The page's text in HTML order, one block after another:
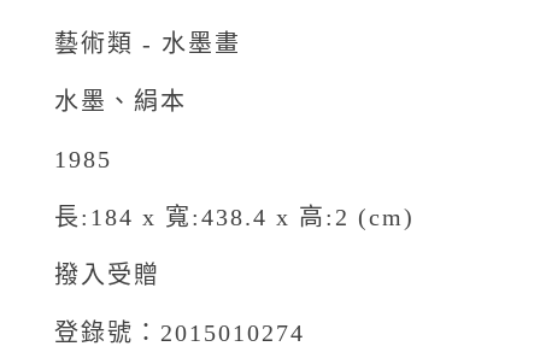
藝術類 - 水墨畫
水墨、絹本
1985
長:184 x 寬:438.4 x 高:2 (cm)
撥入受贈
登錄號：2015010274